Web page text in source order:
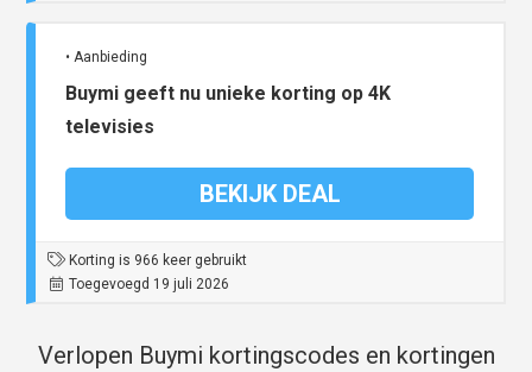
• Aanbieding
Buymi geeft nu unieke korting op 4K
televisies
BEKIJK DEAL
Korting is 966 keer gebruikt
Toegevoegd 19 juli 2026
Verlopen Buymi kortingscodes en kortingen